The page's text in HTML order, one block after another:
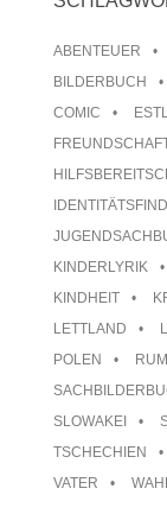
ABENTEUER
BILDERBUCH
COMIC
KINDERLYRIK
KINDHEIT
LETTLAND
POLEN
SLOWAKEI
TSCHECHIEN
VATER